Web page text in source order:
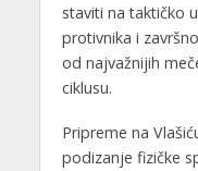
staviti na taktičko
protivnika i
od najvažnijih
ciklusu.
Pripreme na
podizanje fizičke